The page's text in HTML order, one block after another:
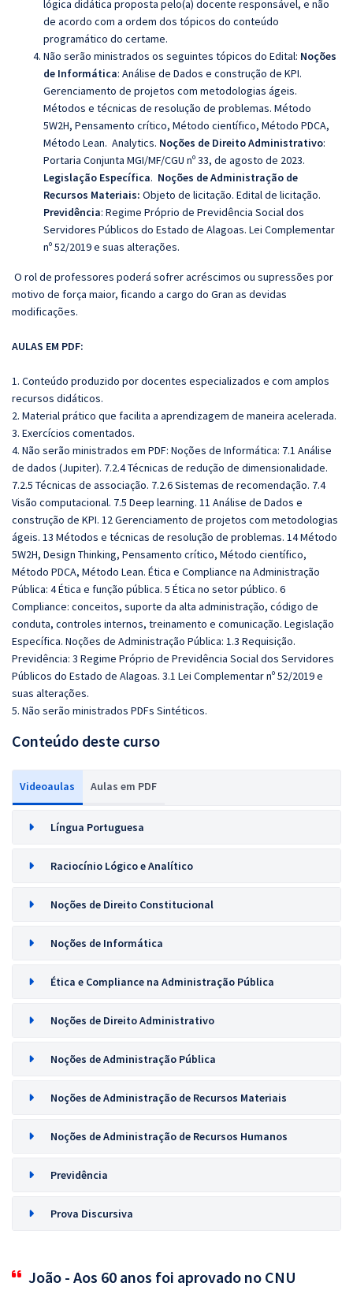
lógica didática proposta pelo(a) docente responsável, e não
de acordo com a ordem dos tópicos do conteúdo
programático do certame.
Não serão ministrados os seguintes tópicos do Edital: Noções
de Informática: Análise de Dados e construção de KPI.
Gerenciamento de projetos com metodologias ágeis.
Métodos e técnicas de resolução de problemas. Método
5W2H, Pensamento crítico, Método científico, Método PDCA,
Método Lean. Analytics. Noções de Direito Administrativo:
Portaria Conjunta MGI/MF/CGU nº 33, de agosto de 2023.
Legislação Específica. Noções de Administração de
Recursos Materiais: Objeto de licitação. Edital de licitação.
Previdência: Regime Próprio de Previdência Social dos
Servidores Públicos do Estado de Alagoas. Lei Complementar
nº 52/2019 e suas alterações.
O rol de professores poderá sofrer acréscimos ou supressões por
motivo de força maior, ficando a cargo do Gran as devidas
modificações.
AULAS EM PDF:
1. Conteúdo produzido por docentes especializados e com amplos
recursos didáticos.
2. Material prático que facilita a aprendizagem de maneira acelerada.
3. Exercícios comentados.
4. Não serão ministrados em PDF: Noções de Informática: 7.1 Análise
de dados (Jupiter). 7.2.4 Técnicas de redução de dimensionalidade.
7.2.5 Técnicas de associação. 7.2.6 Sistemas de recomendação. 7.4
Visão computacional. 7.5 Deep learning. 11 Análise de Dados e
construção de KPI. 12 Gerenciamento de projetos com metodologias
ágeis. 13 Métodos e técnicas de resolução de problemas. 14 Método
5W2H, Design Thinking, Pensamento crítico, Método científico,
Método PDCA, Método Lean. Ética e Compliance na Administração
Pública: 4 Ética e função pública. 5 Ética no setor público. 6
Compliance: conceitos, suporte da alta administração, código de
conduta, controles internos, treinamento e comunicação. Legislação
Específica. Noções de Administração Pública: 1.3 Requisição.
Previdência: 3 Regime Próprio de Previdência Social dos Servidores
Públicos do Estado de Alagoas. 3.1 Lei Complementar nº 52/2019 e
suas alterações.
5. Não serão ministrados PDFs Sintéticos.
Conteúdo deste curso
Videoaulas Aulas em PDF
Língua Portuguesa
Raciocínio Lógico e Analítico
Noções de Direito Constitucional
Noções de Informática
Ética e Compliance na Administração Pública
Noções de Direito Administrativo
Noções de Administração Pública
Noções de Administração de Recursos Materiais
Noções de Administração de Recursos Humanos
Previdência
Prova Discursiva
João - Aos 60 anos foi aprovado no CNU